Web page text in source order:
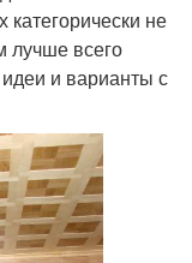
не
лучше всего
и варианты с